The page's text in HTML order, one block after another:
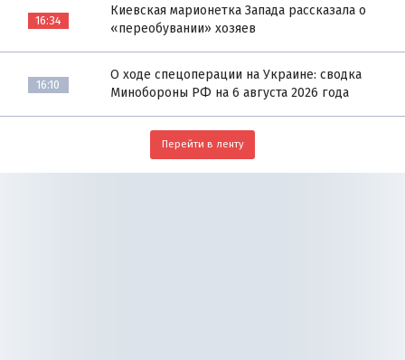
16:34
Киевская марионетка Запада рассказала о
«переобувании» хозяев
16:10
О ходе спецоперации на Украине: сводка
Минобороны РФ на 6 августа 2026 года
Перейти в ленту